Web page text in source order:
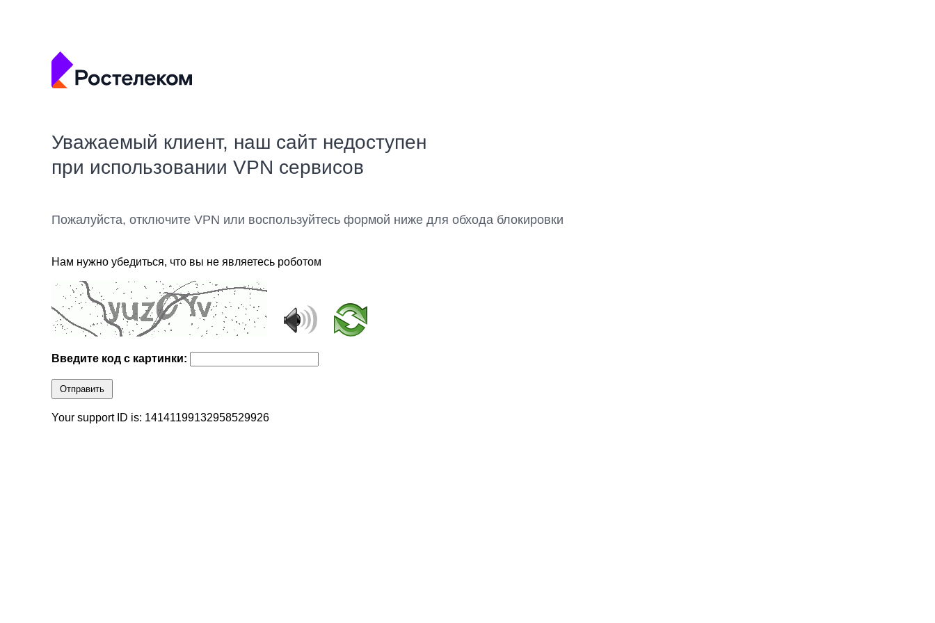
Уважаемый клиент, наш сайт недоступен
при использовании VPN сервисов
Пожалуйста, отключите VPN или воспользуйтесь формой ниже для обхода блокировки
Нам нужно убедиться, что вы не являетесь роботом
Введите код с картинки:
Отправить
Your support ID is: 14141199132958529926